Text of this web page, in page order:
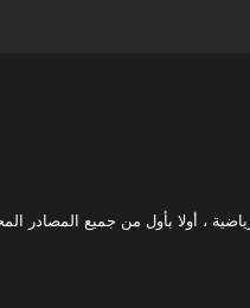
، أولا بأول من جميع المصادر